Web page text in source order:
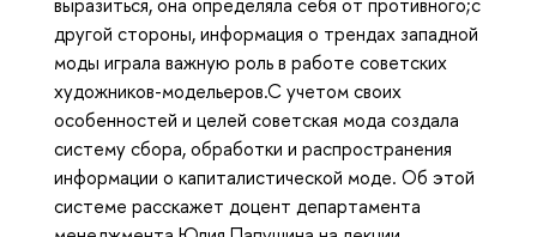
другой стороны, информация о трендах западной
моды играла важную роль в работе советских
художников-модельеров.С учетом своих
особенностей и целей советская мода создала
систему сбора, обработки и распространения
информации о капиталистической моде. Об этой
системе расскажет доцент департамента